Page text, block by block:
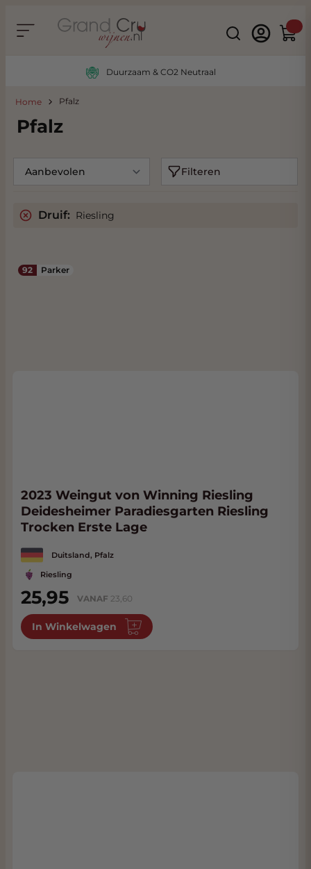
Search
Duurzaam & CO2 Neutraal
Home Pfalz
Pfalz
Filteren
Druif: Riesling
92 Parker
2023 Weingut von Winning Riesling
Deidesheimer Paradiesgarten Riesling
Trocken Erste Lage
Duitsland, Pfalz
Riesling
25,95 VANAF 23,60
In Winkelwagen